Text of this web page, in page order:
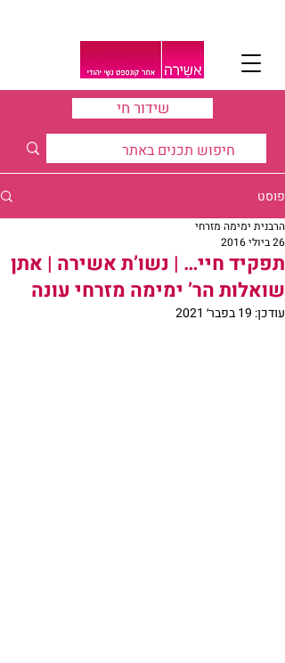
שידור חי
פוסט
תפקיד חיי… | נשו’ת אשירה | אתן
שואלות הר’ ימימה מזרחי עונה
הרבנית ימימה מזרחי
26 ביולי 2016
עודכן: 19 בפבר׳ 2021